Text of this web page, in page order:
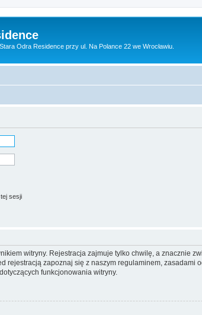
Odra Residence przy ul. Na Polance 22 we Wrocławiu.
sesji
witryny. Rejestracja zajmuje tylko chwilę, a znacznie
rejestracją zapoznaj się z naszym regulaminem,
funkcjonowania witryny.